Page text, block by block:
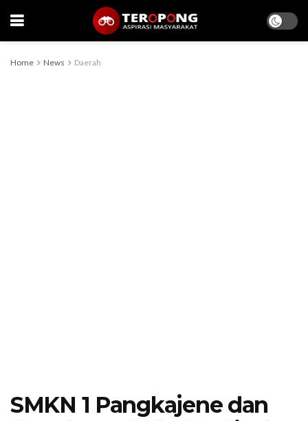
Home News Daerah
SMKN 1 Pangkajene dan